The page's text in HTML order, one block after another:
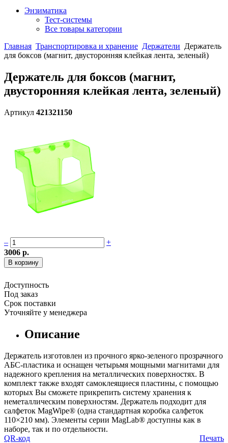
Энзиматика
Тест-системы
Все товары категории
Главная Транспортировка и хранение Держатели Держатель
для боксов (магнит, двусторонняя клейкая лента, зеленый)
Держатель для боксов (магнит,
двусторонняя клейкая лента, зеленый)
Артикул 421321150
–
+
3006 р.
Доступность
Под заказ
Срок поставки
Уточняйте у менеджера
Описание
Держатель изготовлен из прочного ярко-зеленого прозрачного
AБС-пластика и оснащен четырьмя мощными магнитами для
надежного крепления на металлических поверхностях. В
комплект также входят самоклеящиеся пластины, с помощью
которых Вы сможете прикрепить систему хранения к
неметаллическим поверхностям. Держатель подходит для
салфеток MagWipe® (одна стандартная коробка салфеток
110×210 мм). Элементы серии MagLab® доступны как в
наборе, так и по отдельности.
Печать
QR-код